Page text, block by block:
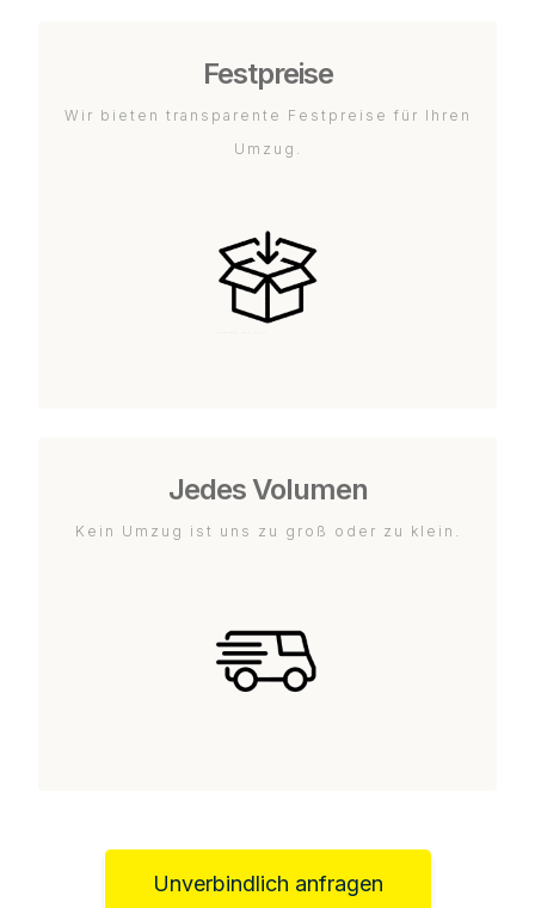
Festpreise
Wir bieten transparente Festpreise für Ihren
Umzug.
Jedes Volumen
Kein Umzug ist uns zu groß oder zu klein.
Unverbindlich anfragen